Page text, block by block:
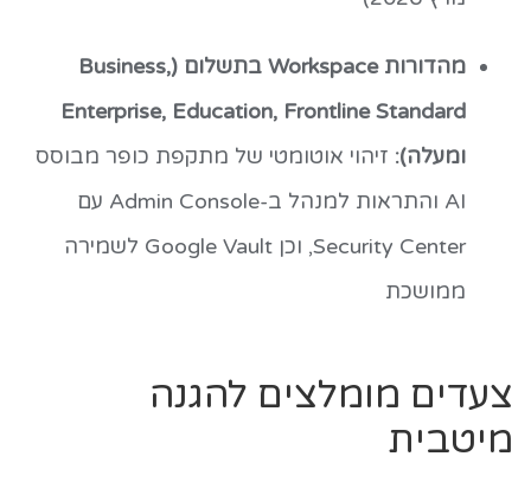
מהדורות Workspace בתשלום (Business,
Enterprise, Education, Frontline Standard
ומעלה): זיהוי אוטומטי של מתקפת כופר מבוסס
AI והתראות למנהל ב-Admin Console עם
Security Center, וכן Google Vault לשמירה
ממושכת
צעדים מומלצים להגנה
מיטבית